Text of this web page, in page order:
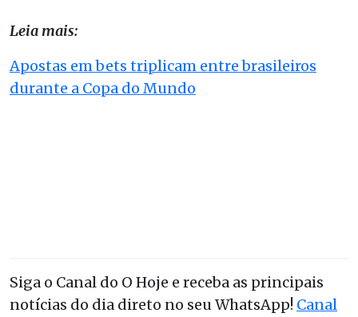
Leia mais:
Apostas em bets triplicam entre brasileiros
durante a Copa do Mundo
Siga o Canal do O Hoje e receba as principais
notícias do dia direto no seu WhatsApp! Canal